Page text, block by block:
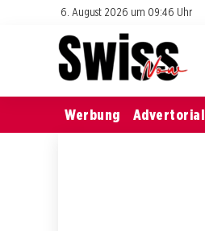
6. August 2026 um 09:46 Uhr
Werbung